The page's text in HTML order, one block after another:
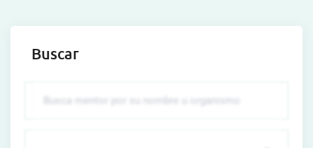
Buscar